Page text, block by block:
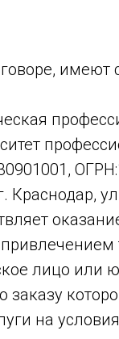
имеют
ОГРН:
Краснодар,
лицо или
на